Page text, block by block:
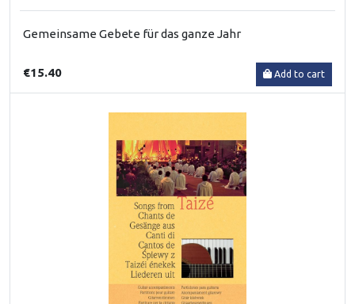
Gemeinsame Gebete für das ganze Jahr
€15.40 Add to cart